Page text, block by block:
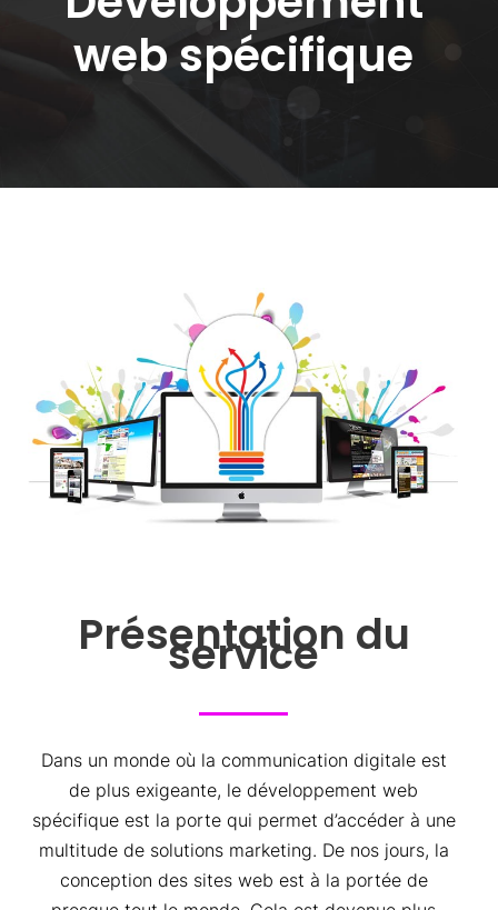
web spécifique
Présentation du
service
Dans un monde où la communication digitale est
de plus exigeante, le développement web
spécifique est la porte qui permet d’accéder à une
multitude de solutions marketing. De nos jours, la
conception des sites web est à la portée de